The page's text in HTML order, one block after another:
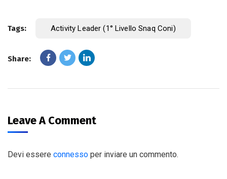
Tags: Activity Leader (1° Livello Snaq Coni)
Share:
Leave A Comment
Devi essere connesso per inviare un commento.